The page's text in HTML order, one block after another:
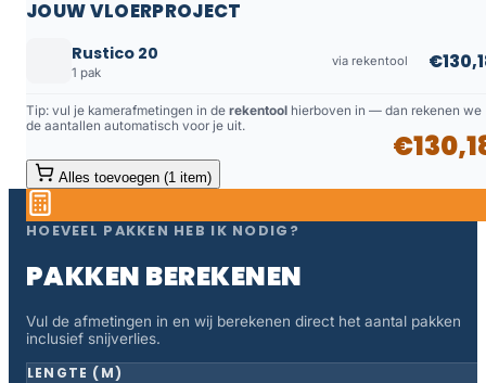
JOUW VLOERPROJECT
Rustico 20
1 pak
via rekentool
Tip: vul je kamerafmetingen in de rekentool hierboven in — dan rekenen we
de aantallen automatisch voor je uit.
Alles toevoegen (1 item)
HOEVEEL PAKKEN HEB IK NODIG?
PAKKEN BEREKENEN
Vul de afmetingen in en wij berekenen direct het aantal pakken
inclusief snijverlies.
LENGTE (M)